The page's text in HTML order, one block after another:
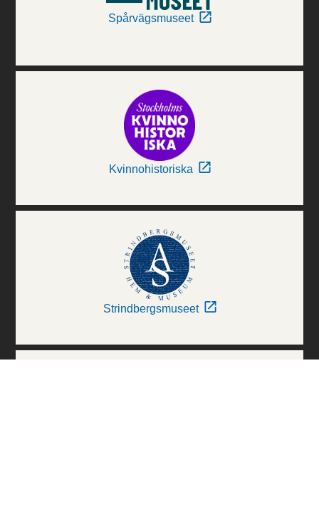
Spårvägsmuseet
Kvinnohistoriska
Strindbergsmuseet